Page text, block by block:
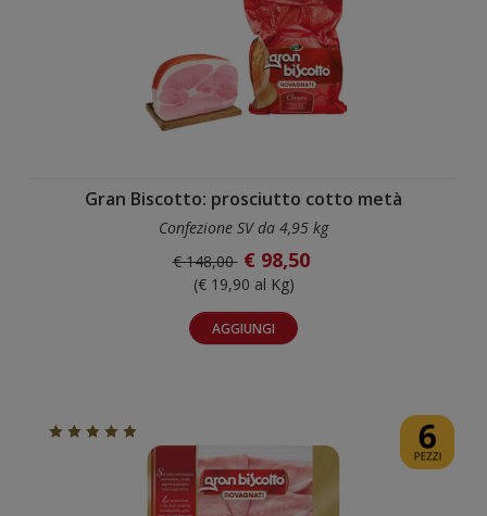
Gran Biscotto: prosciutto cotto metà
Confezione SV da 4,95 kg
€ 148,00 € 98,50
(€ 19,90 al Kg)
AGGIUNGI